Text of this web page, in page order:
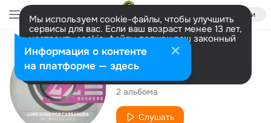
Войти
Мы используем cookie-файлы, чтобы улучшить
сервисы для вас. Если ваш возраст менее 13 лет,
настроить cookie-файлы должен ваш законный
представитель. Больше информации
Разрешить все Настроить
Исполнитель
Waterfallen Souls
2 альбома
Слушать
Информация о контенте
на платформе — здесь